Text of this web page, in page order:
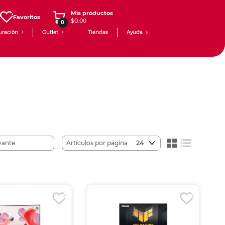
Favoritos
0
Mis productos
$0.00
Outlet Tiendas Ayuda
Artículos por página 24